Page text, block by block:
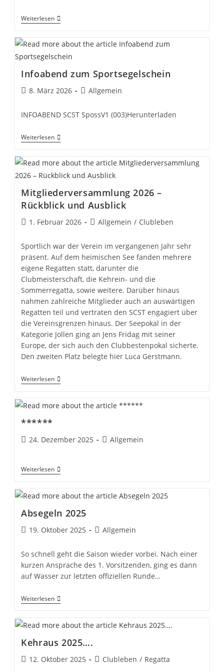
WeiterlesenVom
Barnegat
Zum
Infoabend zum Sportsegelschein
Beitrag
8. März 2026
Beitrags-
Allgemein
INFOABEND SCST SpossV1 (003)Herunterladen
WeiterlesenInfoabend
Zum
Mitgliederversammlung 2026 –
Rückblick und Ausblick
Beitrag
1. Februar 2026
Beitrags-
Allgemein / Clubleben
Sportlich war der Verein im vergangenen Jahr sehr
präsent. Auf dem heimischen See fanden mehrere
eigene Regatten statt, darunter die
Clubmeisterschaft, die Kehrein- und die
Sommerregatta, sowie weitere. Darüber hinaus
nahmen zahlreiche Mitglieder auch an auswärtigen
Regatten teil und vertraten den SCST engagiert über
die Vereinsgrenzen hinaus. Der Seepokal in der
Kategorie Jollen ging an Jens Fridag mit seiner
Europe, der sich auch den Clubbestenpokal sicherte.
Den zweiten Platz belegte hier Luca Gerstmann.
WeiterlesenMitgliederversammlung
2026
Rückblick
Und
******
Beitrag
24. Dezember 2025
Beitrags-
Allgemein
Weiterlesen******
Absegeln 2025
Beitrag
19. Oktober 2025
Beitrags-
Allgemein
So schnell geht die Saison wieder vorbei. Nach einer
kurzen Ansprache des 1. Vorsitzenden, ging es dann
auf Wasser zur letzten offiziellen Runde…
WeiterlesenAbsegeln
2025
Kehraus 2025….
Beitrag
12. Oktober 2025
Beitrags-
Clubleben / Regatta